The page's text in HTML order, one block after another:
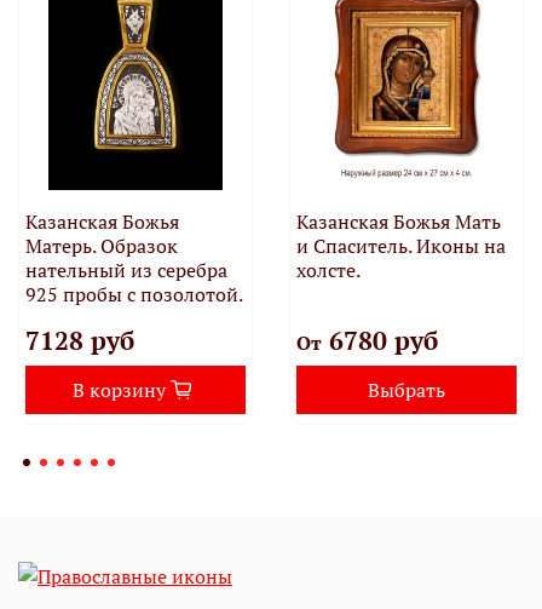
Казанская Божья
Матерь. Образок
нательный из серебра
925 пробы с позолотой.
7128 руб
В корзину
Казанская Божья Мать
и Спаситель. Иконы на
холсте.
От6780 руб
Выбрать